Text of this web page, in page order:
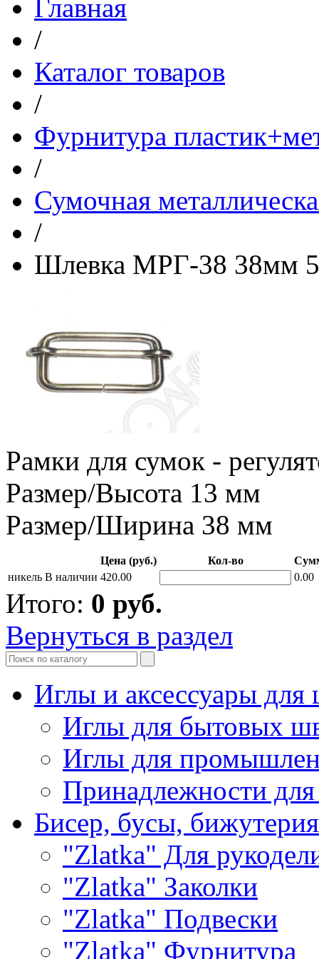
Главная
/
Каталог товаров
/
Фурнитура
/
Сумочная
/
Шлевка МРГ-38 38мм
Рамки для сумок -
Размер/Высота 13 мм
Размер/Ширина 38 мм
Цена (руб.) Кол-во
никель В наличии 420.00 0.00
Итого: 0 руб.
Вернуться в раздел
Иглы и аксессуары
Иглы для бытовых
Иглы для
Принадлежности
Бисер, бусы, бижутерия
"Zlatka" Для
"Zlatka" Заколки
"Zlatka" Подвески
"Zlatka" Фурнитура